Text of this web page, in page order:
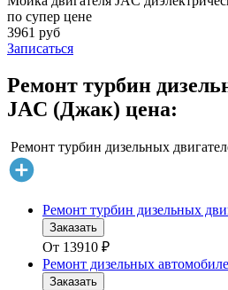
по супер цене
3961 руб
Записаться
Ремонт турбин
JAC (Джак) цена:
Ремонт турбин дизельных
Ремонт турбин дизельных
Заказать
От 13910 ₽
Ремонт дизельных
Заказать